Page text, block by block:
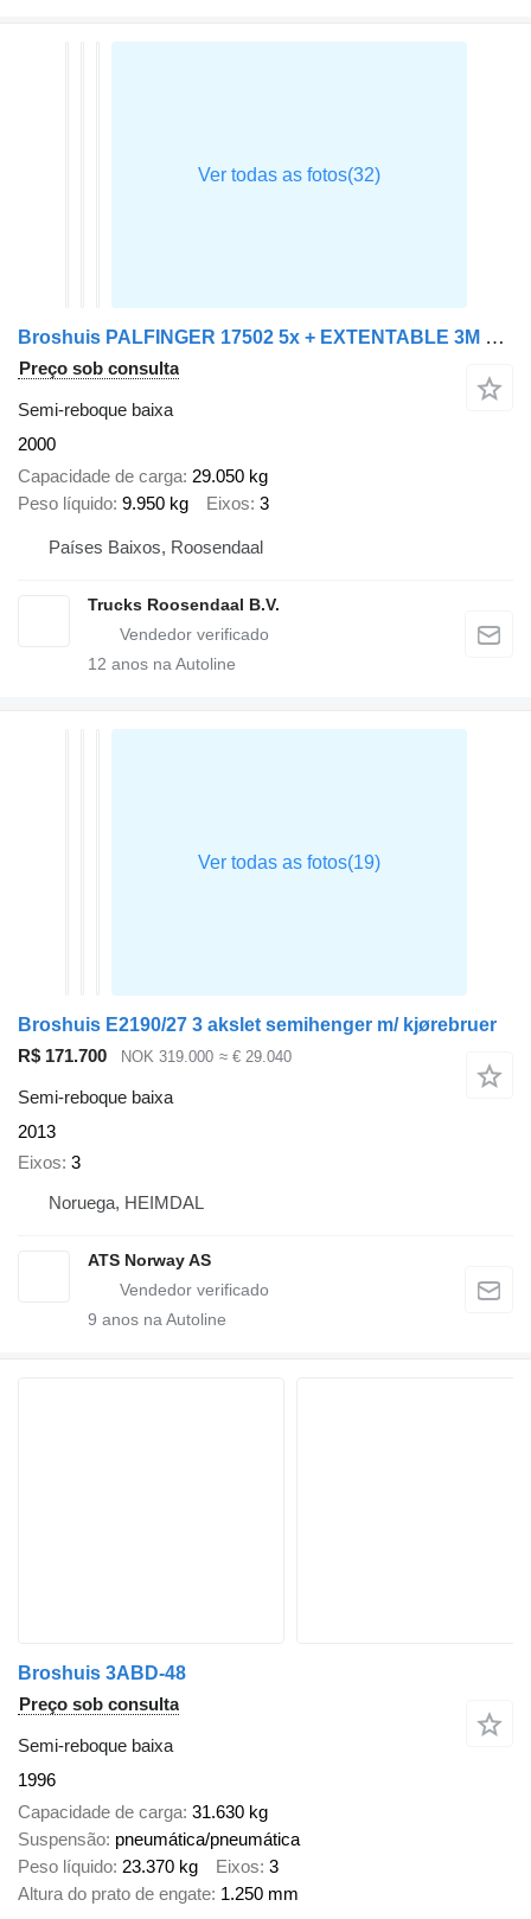
Broshuis PALFINGER 17502 5x + EXTENTABLE 3M + 3x AXLE STEERING + REMOTE +
Preço sob consulta
Semi-reboque baixa
2000
Capacidade de carga 29.050 kg
Peso líquido 9.950 kg Eixos 3
Países Baixos, Roosendaal
Trucks Roosendaal B.V.
12 anos na Autoline
Broshuis E2190/27 3 akslet semihenger m/ kjørebruer
R$ 171.700
NOK 319.000 ≈ € 29.040
Semi-reboque baixa
2013
Eixos 3
Noruega, HEIMDAL
ATS Norway AS
9 anos na Autoline
Broshuis 3ABD-48
Preço sob consulta
Semi-reboque baixa
1996
Capacidade de carga 31.630 kg
Suspensão pneumática/pneumática
Peso líquido 23.370 kg Eixos 3
Altura do prato de engate 1.250 mm